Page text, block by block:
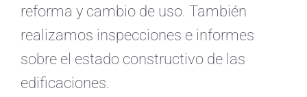
reforma y cambio de uso. También
realizamos inspecciones e informes
sobre el estado constructivo de las
edificaciones.